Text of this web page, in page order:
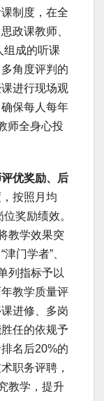
制度，在全
政课教师、
组成的听课
角度评判的
进行现场观
保每人每年
师全身心投
优奖励、后
按照月均
奖励绩效。
教学效果突
门学者”、
列指标予以
教学质量评
进修、多岗
任的依规予
名后20%的
职务评聘，
教学，提升